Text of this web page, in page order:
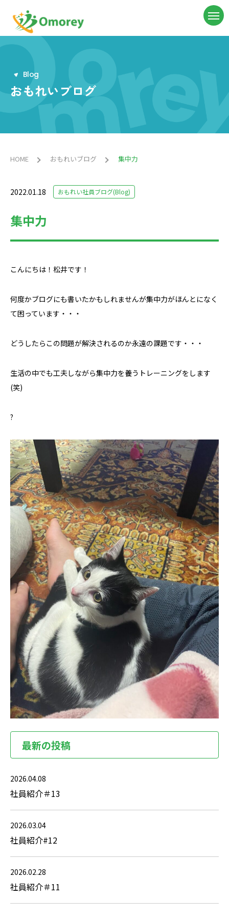
Blog
おもれいブログ
HOME おもれいブログ 集中力
2022.01.18 おもれい社員ブログ(Blog)
集中力
こんにちは！松井です！
何度かブログにも書いたかもしれませんが集中力がほんとになく
て困っています・・・
どうしたらこの問題が解決されるのか永遠の課題です・・・
生活の中でも工夫しながら集中力を養うトレーニングをします
(笑)
?
最新の投稿
2026.04.08
社員紹介＃13
2026.03.04
社員紹介#12
2026.02.28
社員紹介＃11